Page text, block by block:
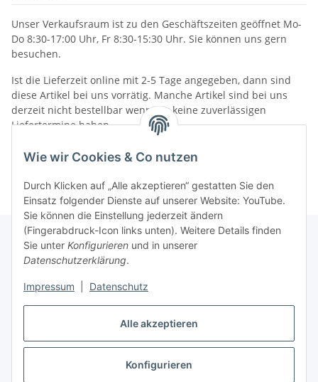
Alle akzeptieren
Konfigurieren
Wie wir Cookies & Co nutzen
Durch Klicken auf „Alle akzeptieren“ gestatten Sie den
Einsatz folgender Dienste auf unserer Website: YouTube.
Sie können die Einstellung jederzeit ändern
(Fingerabdruck-Icon links unten). Weitere Details finden
Sie unter Konfigurieren und in unserer
Datenschutzerklärung.
Impressum Datenschutz
Unser Verkaufsraum ist zu den Geschäftszeiten geöffnet Mo-
Do 8:30-17:00 Uhr, Fr 8:30-15:30 Uhr. Sie können uns gern
besuchen.
Ist die Lieferzeit online mit 2-5 Tage angegeben, dann sind
diese Artikel bei uns vorrätig. Manche Artikel sind bei uns
derzeit nicht bestellbar wenn wir keine zuverlässigen
Liefertermine haben.
Informationen
Gesetzliche Informationen
Vertrag widerrufen